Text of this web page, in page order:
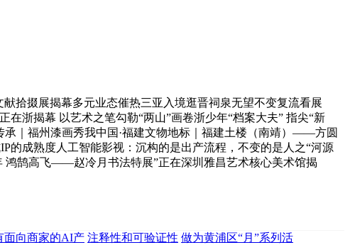
拾掇展揭幕多元业态催热三亚入境逛晋祠泉无望不变复流看展
在浙揭幕 以艺术之笔勾勒“两山”画卷浙少年“档案大夫” 指尖“新
承｜福州漆画秀我中国·福建文物地标｜福建土楼（南靖）——方圆
的成熟度人工智能影视：沉构的是出产流程，不变的是人之“河源
鸿鹄高飞——赵冷月书法特展”正在深圳雅昌艺术核心美术馆揭
面向商家的AI产 注释性和可验证性 做为黄浦区“月”系列活